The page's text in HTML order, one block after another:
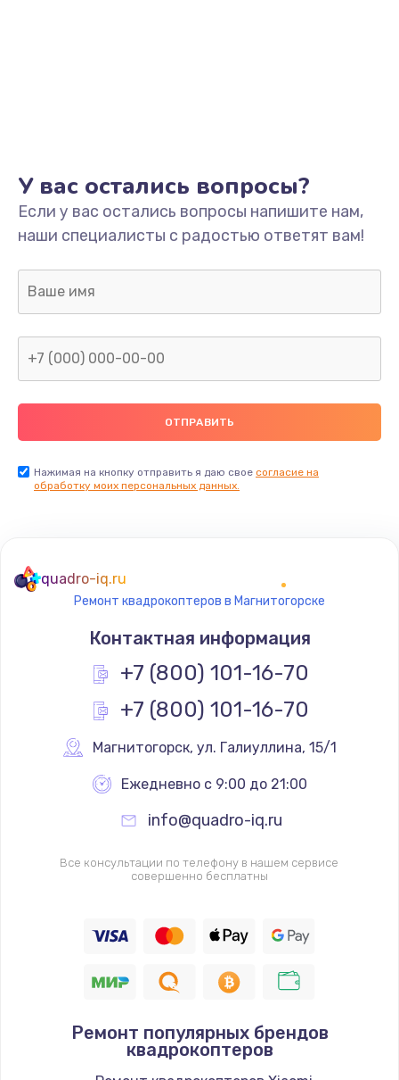
Замена/Pемонт карбюратора
1300 руб.
Заказать
Ремонт капиллярной трубки
400 руб.
Заказать
Замена термостата
1200 руб.
Заказать
Замена реле
Замена термопредохранителя
700 руб.
Заказать
2500 руб.
1400 руб.
Заказать
У вас остались вопросы?
Если у вас остались вопросы напишите нам,
наши специалисты с радостью ответят вам!
Нажимая на кнопку отправить я даю свое согласие на
обработку моих персональных данных.
quadro-iq.ru
Ремонт квадрокоптеров в Магнитогорске
Контактная информация
+7 (800) 101-16-70
+7 (800) 101-16-70
Магнитогорск, ул. Галиуллина, 15/1
Ежедневно с 9:00 до 21:00
info@quadro-iq.ru
Все консультации по телефону в нашем сервисе
совершенно бесплатны
Ремонт популярных брендов
квадрокоптеров